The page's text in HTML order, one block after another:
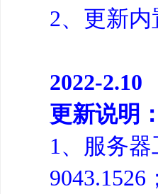
2、更新
2022-2.10
更新说明：
1、服务